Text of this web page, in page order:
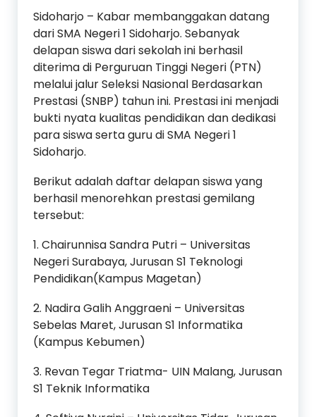
Sidoharjo – Kabar membanggakan datang
dari SMA Negeri 1 Sidoharjo. Sebanyak
delapan siswa dari sekolah ini berhasil
diterima di Perguruan Tinggi Negeri (PTN)
melalui jalur Seleksi Nasional Berdasarkan
Prestasi (SNBP) tahun ini. Prestasi ini menjadi
bukti nyata kualitas pendidikan dan dedikasi
para siswa serta guru di SMA Negeri 1
Sidoharjo.
Berikut adalah daftar delapan siswa yang
berhasil menorehkan prestasi gemilang
tersebut:
1. Chairunnisa Sandra Putri – Universitas
Negeri Surabaya, Jurusan S1 Teknologi
Pendidikan(Kampus Magetan)
2. Nadira Galih Anggraeni – Universitas
Sebelas Maret, Jurusan S1 Informatika
(Kampus Kebumen)
3. Revan Tegar Triatma- UIN Malang, Jurusan
S1 Teknik Informatika